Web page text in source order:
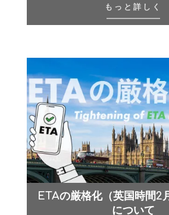
もっと詳しく
ETAの厳格化（英国時間2
について